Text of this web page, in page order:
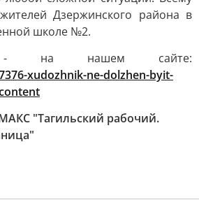
Дзержинского района в
школе №2.
- на нашем сайте:
xudozhnik-ne-dolzhen-byit-
"Тагильский рабочий.